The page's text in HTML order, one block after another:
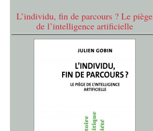
L’individu, fin de parcours ? Le piège
de l’intelligence artificielle